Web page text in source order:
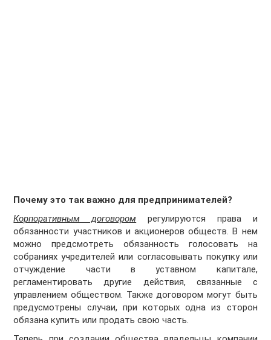
Почему это так важно для предпринимателей?
Корпоративным договором
регулируются права и
обязанности участников и акционеров обществ. В нем
можно предсмотреть обязанность голосовать на
собраниях учредителей или согласовывать покупку или
отчуждение части в уставном капитале,
регламентировать другие действия, связанные с
управлением обществом. Также договором могут быть
предусмотрены случаи, при которых одна из сторон
обязана купить или продать свою часть.